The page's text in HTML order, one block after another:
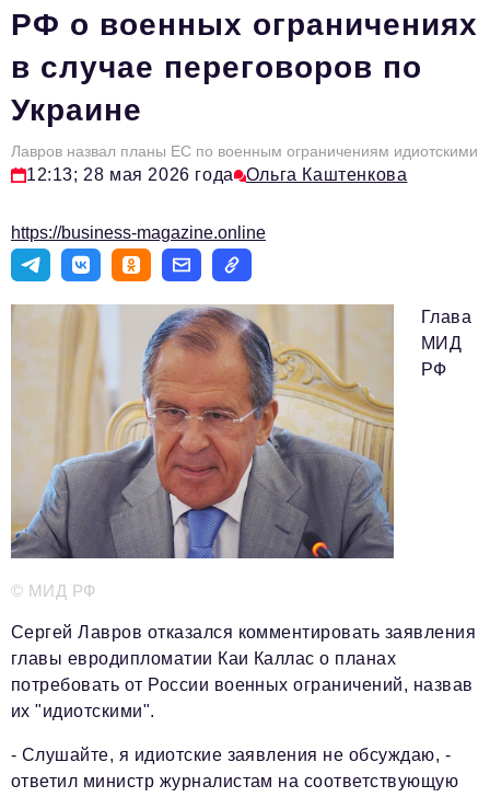
Персона номера
Инфраструктура развития
Технологии и тренды
Туризм
Мероприятия
Авторские материалы
Телефон редакции:+7 495 727-01-67
Электронные почты редакции:
Информационный отдел
info@business-magazine.online
Отдел рекламы
reklama@business-magazine.online
Отдел распространения/редакционная подписка
Отдел по работе с партнерами
partner@business-magazine.online
РФ о военных ограничениях
в случае переговоров по
Украине
Лавров назвал планы ЕС по военным ограничениям идиотскими
12:13; 28 мая 2026 года Ольга Каштенкова
https://business-magazine.online
© МИД РФ
Глава
МИД
РФ
Сергей Лавров отказался комментировать заявления
главы евродипломатии Каи Каллас о планах
потребовать от России военных ограничений, назвав
их "идиотскими".
- Слушайте, я идиотские заявления не обсуждаю, -
ответил министр журналистам на соответствующую